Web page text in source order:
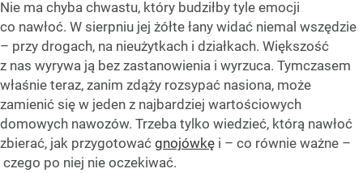
Nie ma chyba chwastu, który budziłby tyle emocji
co nawłoć. W sierpniu jej żółte łany widać niemal wszędzie
– przy drogach, na nieużytkach i działkach. Większość
z nas wyrywa ją bez zastanowienia i wyrzuca. Tymczasem
właśnie teraz, zanim zdąży rozsypać nasiona, może
zamienić się w jeden z najbardziej wartościowych
domowych nawozów. Trzeba tylko wiedzieć, którą nawłoć
zbierać, jak przygotować gnojówkę i – co równie ważne –
czego po niej nie oczekiwać.